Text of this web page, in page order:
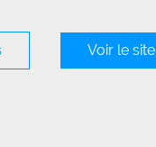
Voir le site